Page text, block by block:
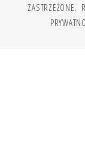
ZASTRZEŻONE.